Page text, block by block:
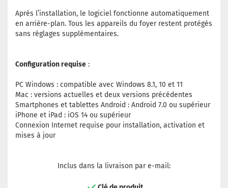
Après l’installation, le logiciel fonctionne automatiquement
en arrière-plan. Tous les appareils du foyer restent protégés
sans réglages supplémentaires.
Configuration requise :
PC Windows : compatible avec Windows 8.1, 10 et 11
Mac : versions actuelles et deux versions précédentes
Smartphones et tablettes Android : Android 7.0 ou supérieur
iPhone et iPad : iOS 14 ou supérieur
Connexion Internet requise pour installation, activation et
mises à jour
Inclus dans la livraison par e-mail: